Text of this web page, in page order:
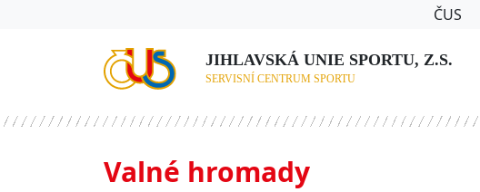
ČUS
JIHLAVSKÁ UNIE SPORTU, Z.S.
SERVISNÍ CENTRUM SPORTU
Valné hromady